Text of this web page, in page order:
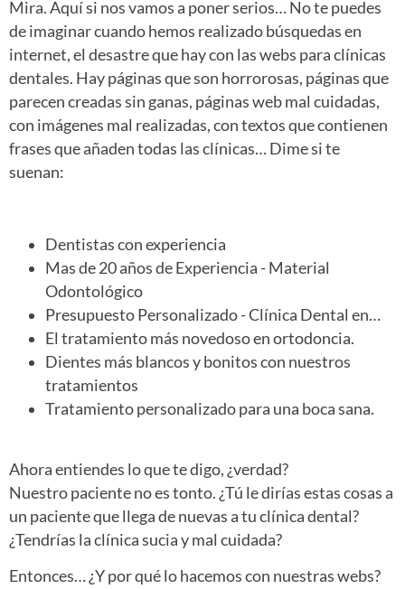
Mira. Aquí si nos vamos a poner serios… No te puedes
de imaginar cuando hemos realizado búsquedas en
internet, el desastre que hay con las webs para clínicas
dentales. Hay páginas que son horrorosas, páginas que
parecen creadas sin ganas, páginas web mal cuidadas,
con imágenes mal realizadas, con textos que contienen
frases que añaden todas las clínicas… Dime si te
suenan:
Dentistas con experiencia
Mas de 20 años de Experiencia - Material
Odontológico
Presupuesto Personalizado - Clínica Dental en…
El tratamiento más novedoso en ortodoncia.
Dientes más blancos y bonitos con nuestros
tratamientos
Tratamiento personalizado para una boca sana.
Ahora entiendes lo que te digo, ¿verdad?
Nuestro paciente no es tonto. ¿Tú le dirías estas cosas a
un paciente que llega de nuevas a tu clínica dental?
¿Tendrías la clínica sucia y mal cuidada?
Entonces… ¿Y por qué lo hacemos con nuestras webs?